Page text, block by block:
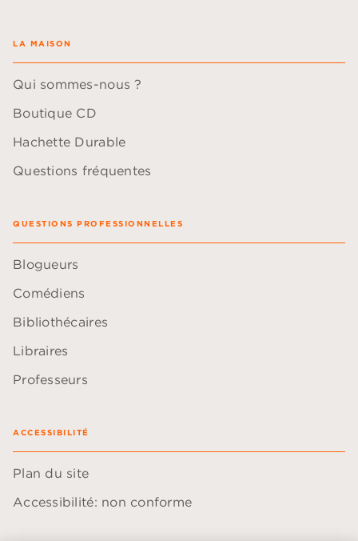
LA MAISON
Qui sommes-nous ?
Boutique CD
Hachette Durable
Questions fréquentes
QUESTIONS PROFESSIONNELLES
Blogueurs
Comédiens
Bibliothécaires
Libraires
Professeurs
ACCESSIBILITÉ
Plan du site
Accessibilité: non conforme